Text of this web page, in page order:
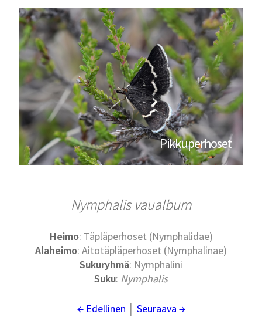
Pikkuperhoset
Nymphalis vaualbum
Heimo: Täpläperhoset (Nymphalidae)
Alaheimo: Aitotäpläperhoset (Nymphalinae)
Sukuryhmä: Nymphalini
Suku: Nymphalis
← Edellinen Seuraava →